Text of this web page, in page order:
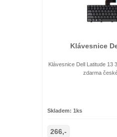
Klávesnice
Klávesnice Dell Latitude 13
zdarma
Skladem: 1ks
266,-